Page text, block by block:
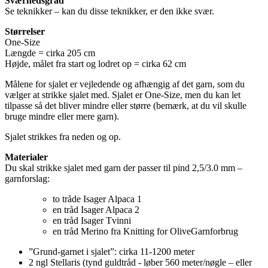
Se teknikker – kan du disse teknikker, er den ikke svær.
Størrelser
One-Size
Længde = cirka 205 cm
Højde, målet fra start og lodret op = cirka 62 cm
Målene for sjalet er vejledende og afhængig af det garn, som du
vælger at strikke sjalet med. Sjalet er One-Size, men du kan let
tilpasse så det bliver mindre eller større (bemærk, at du vil skulle
bruge mindre eller mere garn).
Sjalet strikkes fra neden og op.
Materialer
Du skal strikke sjalet med garn der passer til pind 2,5/3.0 mm –
garnforslag:
to tråde Isager Alpaca 1
en tråd Isager Alpaca 2
en tråd Isager Tvinni
en tråd Merino fra Knitting for OliveGarnforbrug
”Grund-garnet i sjalet”: cirka 11-1200 meter
2 ngl Stellaris (tynd guldtråd - løber 560 meter/nøgle – eller